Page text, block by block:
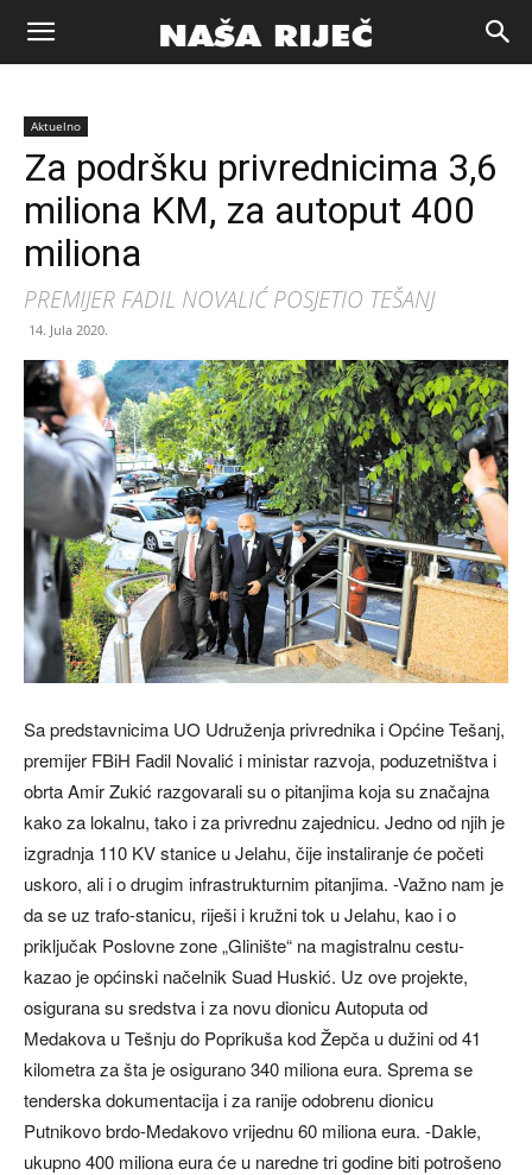
Naša
riječ
Aktuelno
Za podršku privrednicima 3,6
miliona KM, za autoput 400
miliona
PREMIJER FADIL NOVALIĆ POSJETIO TEŠANJ
14. Jula 2020.
Sa predstavnicima UO Udruženja privrednika i Općine Tešanj,
premijer FBiH Fadil Novalić i ministar razvoja, poduzetništva i
obrta Amir Zukić razgovarali su o pitanjima koja su značajna
kako za lokalnu, tako i za privrednu zajednicu. Jedno od njih je
izgradnja 110 KV stanice u Jelahu, čije instaliranje će početi
uskoro, ali i o drugim infrastrukturnim pitanjima. -Važno nam je
da se uz trafo-stanicu, riješi i kružni tok u Jelahu, kao i o
priključak Poslovne zone „Glinište“ na magistralnu cestu-
kazao je općinski načelnik Suad Huskić. Uz ove projekte,
osigurana su sredstva i za novu dionicu Autoputa od
Medakova u Tešnju do Poprikuša kod Žepča u dužini od 41
kilometra za šta je osigurano 340 miliona eura. Sprema se
tenderska dokumentacija i za ranije odobrenu dionicu
Putnikovo brdo-Medakovo vrijednu 60 miliona eura. -Dakle,
ukupno 400 miliona eura će u naredne tri godine biti potrošeno